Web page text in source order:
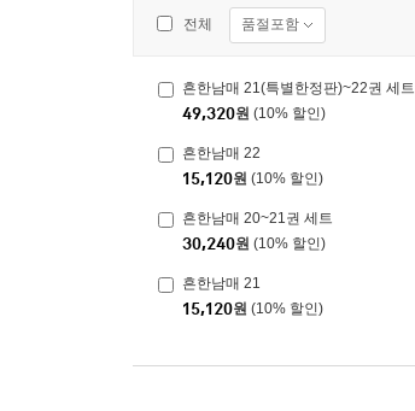
전체 품절포함
흔한남매 21(특별한정판)~22권 세트
49,320원 (10% 할인)
흔한남매 22
15,120원 (10% 할인)
흔한남매 20~21권 세트
30,240원 (10% 할인)
흔한남매 21
15,120원 (10% 할인)